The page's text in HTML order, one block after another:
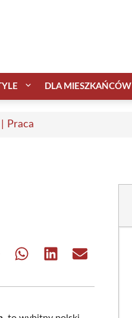
DLA MIESZKAŃCÓW
Praca
Share Share Share